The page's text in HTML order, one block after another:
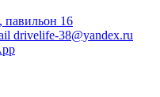
павильон 16
drivelife-38@yandex.ru